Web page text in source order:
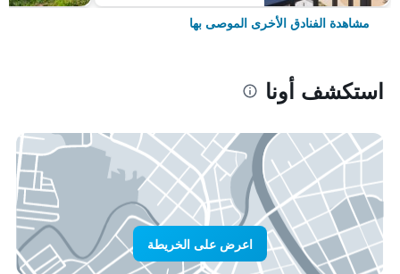
مشاهدة الفنادق الأخرى الموصى بها
استكشف أونا
اعرض على الخريطة